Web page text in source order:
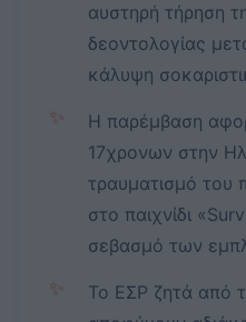
αυστηρή τήρηση
δεοντολογίας
κάλυψη
✨
Η παρέμβαση
17χρονων στην
τραυματισμό του
στο παιχνίδι
σεβασμό των
✨
Το ΕΣΡ ζητά από